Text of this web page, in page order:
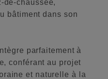
de-chaussée,
bâtiment dans son
parfaitement à
conférant au projet
et naturelle à la